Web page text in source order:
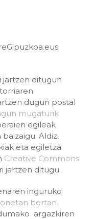
jartzen ditugun
dugun postal
mugaturik
egileak
Aldiz,
eta egiletza
Creative Commons
jartzen ditugu.
inguruko
bertan
argazkiren